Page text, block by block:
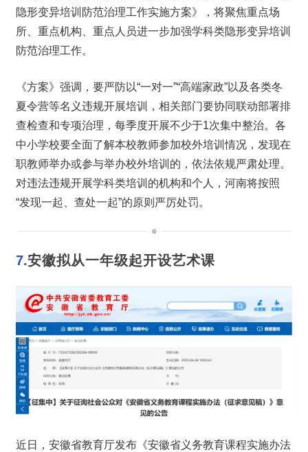
隐形变异培训防范治理工作实施方案》，将聚焦重点场
所、重点机构、重点人员进一步加强学科类隐形变异培训
防范治理工作。
《方案》强调，要严防以“一对一”“高端家政”以及各类冬
夏令营等名义违规开展培训，相关部门要协同联动部署排
查检查和专项治理，每季度开展不少于1次集中整治。各
中小学校要全面了解本校教师参加校外培训情况，发现在
职教师举办或参与举办校外培训的，依法依规严肃处理。
对违法违规开展学科类培训的机构和个人，河南将按照
“发现一起、查处一起”的原则严厉处罚。
7.安徽拟从一年级起开设艺术课
近日，安徽省教育厅发布《安徽省义务教育课程实施办法